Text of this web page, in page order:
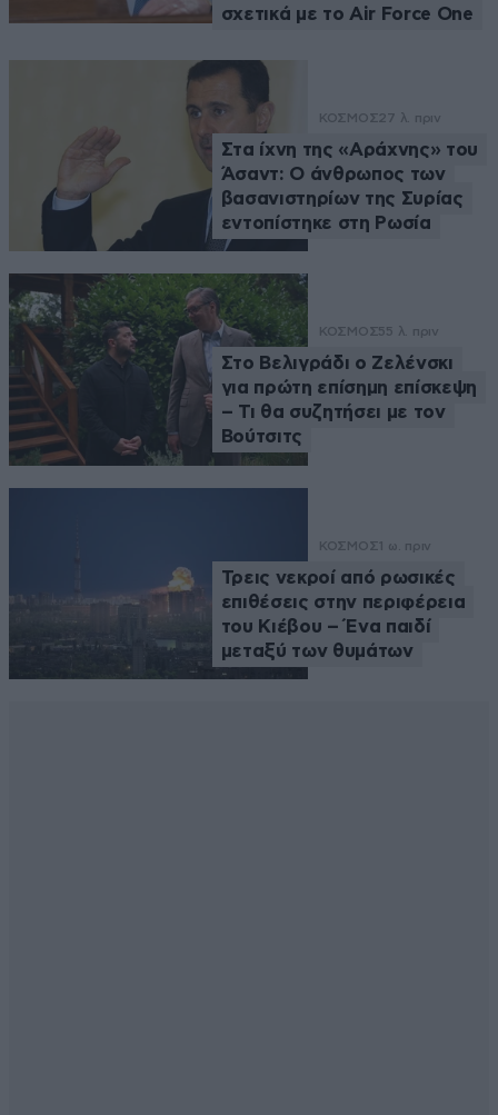
σχετικά με το Air Force One
ΚΟΣΜΟΣ27 λ. πριν
Στα ίχνη της «Αράχνης» του
Άσαντ: Ο άνθρωπος των
βασανιστηρίων της Συρίας
εντοπίστηκε στη Ρωσία
ΚΟΣΜΟΣ55 λ. πριν
Στο Βελιγράδι ο Ζελένσκι
για πρώτη επίσημη επίσκεψη
– Τι θα συζητήσει με τον
Βούτσιτς
ΚΟΣΜΟΣ 1 ω. πριν
Τρεις νεκροί από ρωσικές
επιθέσεις στην περιφέρεια
του Κιέβου – Ένα παιδί
μεταξύ των θυμάτων